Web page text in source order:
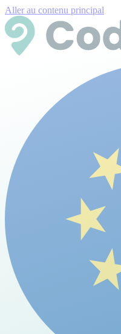
Aller au contenu principal